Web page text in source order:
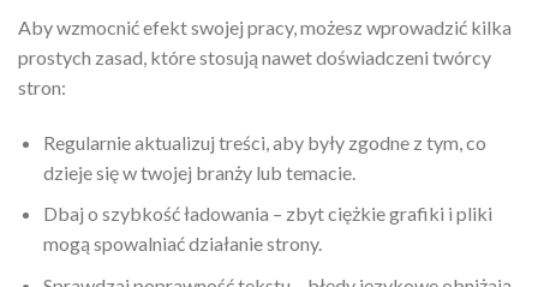
Aby wzmocnić efekt swojej pracy, możesz wprowadzić kilka
prostych zasad, które stosują nawet doświadczeni twórcy
stron:
Regularnie aktualizuj treści, aby były zgodne z tym, co
dzieje się w twojej branży lub temacie.
Dbaj o szybkość ładowania – zbyt ciężkie grafiki i pliki
mogą spowalniać działanie strony.